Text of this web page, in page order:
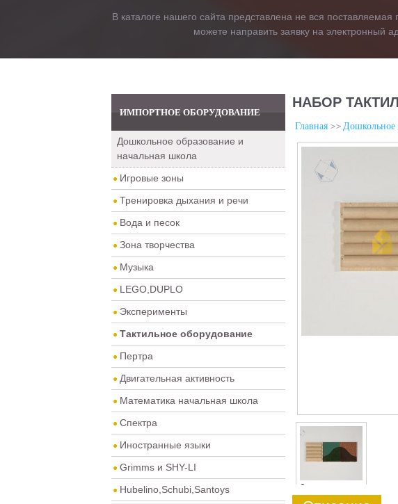
В каталоге нашего сайта представлена не вся
можете направить заявку на электронный
ИМПОРТНОЕ ОБОРУДОВАНИЕ
Дошкольное образование и
начальная школа
Игровые зоны
Тренировка дыхания и речи
Вода и песок
Зона творчества
Музыка
LEGO,DUPLO
Эксперименты
Тактильное оборудование
Пертра
Двигательная активность
Математика начальная школа
Спектра
Иностранные языки
Grimms и SHY-LI
Hubelino,Schubi,Santoys
НАБОР
Главная Дошкольное
0